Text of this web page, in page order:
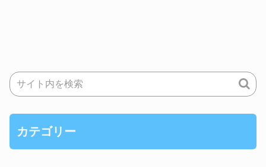
カテゴリー